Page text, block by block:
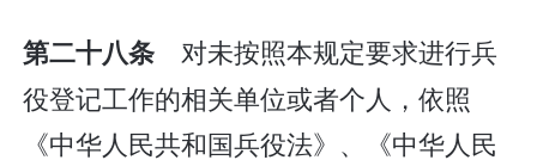
第二十八条对未按照本规定要求进行兵
役登记工作的相关单位或者个人，依照
《中华人民共和国兵役法》、《中华人民